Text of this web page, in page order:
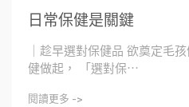
日常保健是關鍵
｜趁早選對保健品 欲奠定毛
健做起， 「選對保⋯
閱讀更多 ->